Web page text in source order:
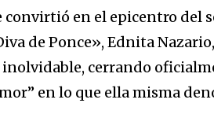
convirtió en el epicentro del
de Ponce», Ednita
cerrando
en lo que ella misma